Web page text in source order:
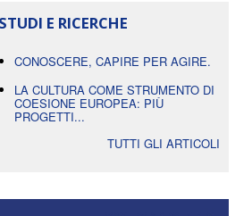
STUDI E RICERCHE
CONOSCERE, CAPIRE PER AGIRE.
LA CULTURA COME STRUMENTO DI
COESIONE EUROPEA: PIÙ
PROGETTI...
TUTTI GLI ARTICOLI